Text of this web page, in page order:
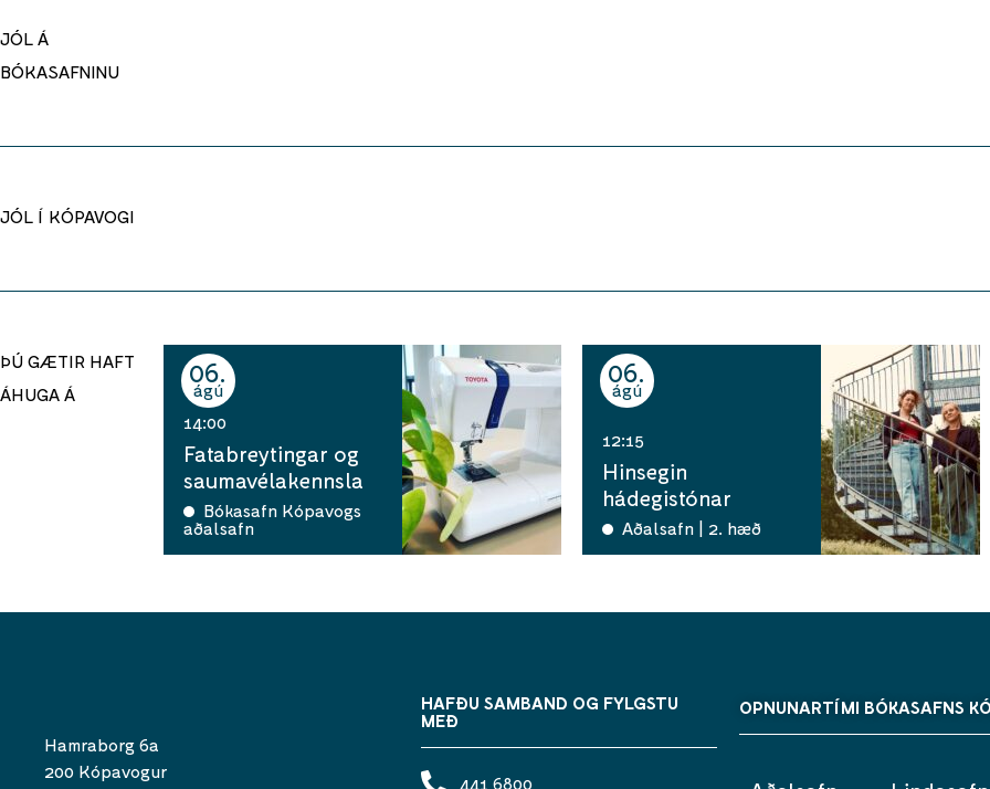
JÓL Á
BÓKASAFNINU
JÓL Í KÓPAVOGI
ÞÚ GÆTIR HAFT
ÁHUGA Á
06
ágú
14:00
Fatabreytingar og
saumavélakennsla
Bókasafn Kópavogs
aðalsafn
06
ágú
12:15
Hinsegin
hádegistónar
Aðalsafn | 2. hæð
Hamraborg 6a
200 Kópavogur
HAFÐU SAMBAND OG FYLGSTU
MEÐ
441 6800
OPNUNARTÍMI BÓKASAFNS